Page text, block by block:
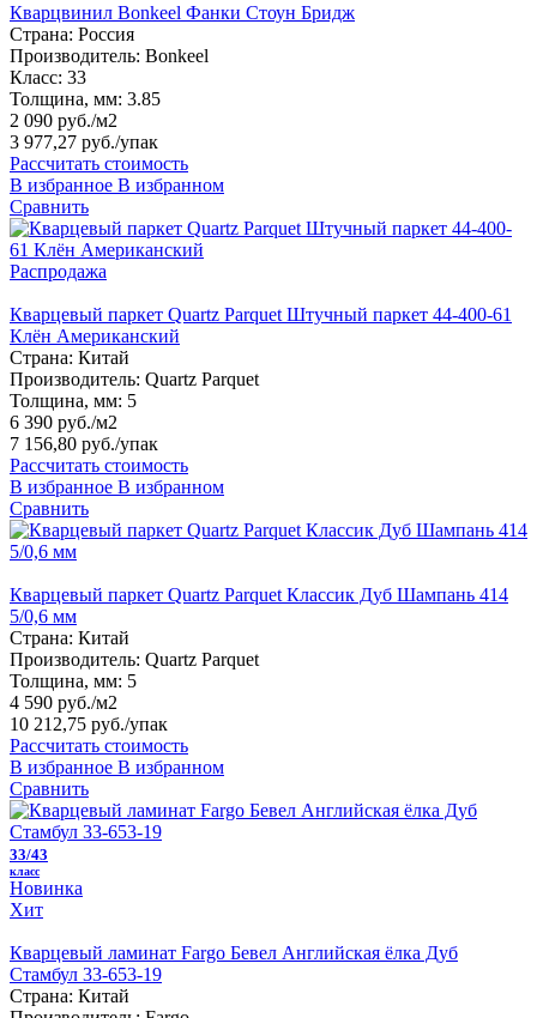
Кварцвинил Bonkeel Фанки Стоун Бридж
Страна: Россия
Производитель: Bonkeel
Класс: 33
Толщина, мм: 3.85
2 090 руб./м2
3 977,27 руб./упак
Рассчитать стоимость
В избранное В избранном
Сравнить
Распродажа
Кварцевый паркет Quartz Parquet Штучный паркет 44-400-61
Клён Американский
Страна: Китай
Производитель: Quartz Parquet
Толщина, мм: 5
6 390 руб./м2
7 156,80 руб./упак
Рассчитать стоимость
В избранное В избранном
Сравнить
Кварцевый паркет Quartz Parquet Классик Дуб Шампань 414
5/0,6 мм
Страна: Китай
Производитель: Quartz Parquet
Толщина, мм: 5
4 590 руб./м2
10 212,75 руб./упак
Рассчитать стоимость
В избранное В избранном
Сравнить
33/43
класс
Новинка
Хит
Кварцевый ламинат Fargo Бевел Английская ёлка Дуб
Стамбул 33-653-19
Страна: Китай